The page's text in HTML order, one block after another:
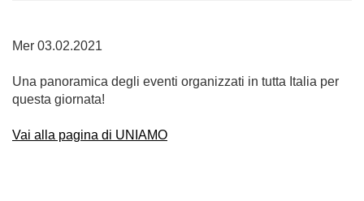
Mer 03.02.2021
Una panoramica degli eventi organizzati in tutta Italia per
questa giornata!
Vai alla pagina di UNIAMO